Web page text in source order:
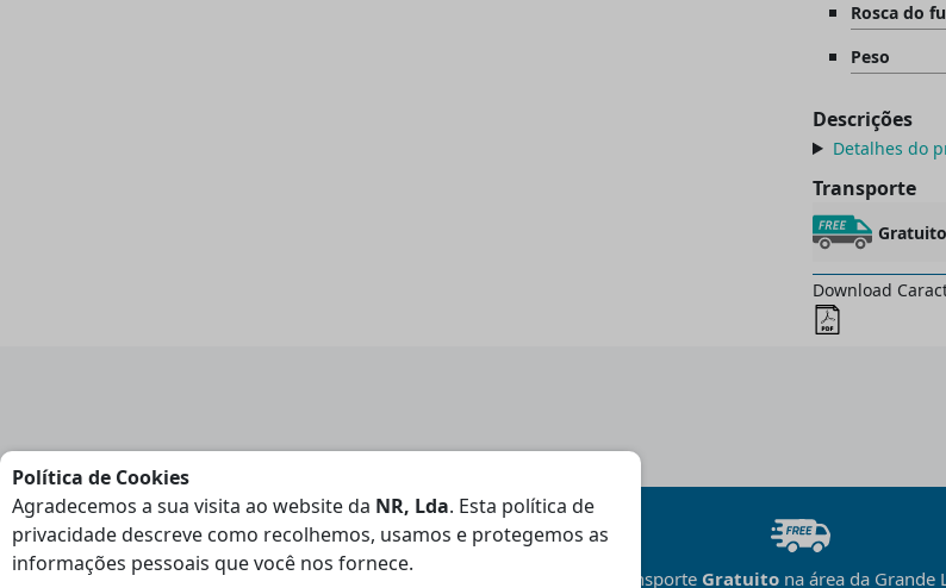
Rosca do
Peso
Descrições
Detalhes do
Transporte
Download
Política de Cookies
Agradecemos a sua visita ao website da NR, Lda. Esta política de
privacidade descreve como recolhemos, usamos e protegemos as
informações pessoais que você nos fornece.
Transporte Gratuitona área da Grande